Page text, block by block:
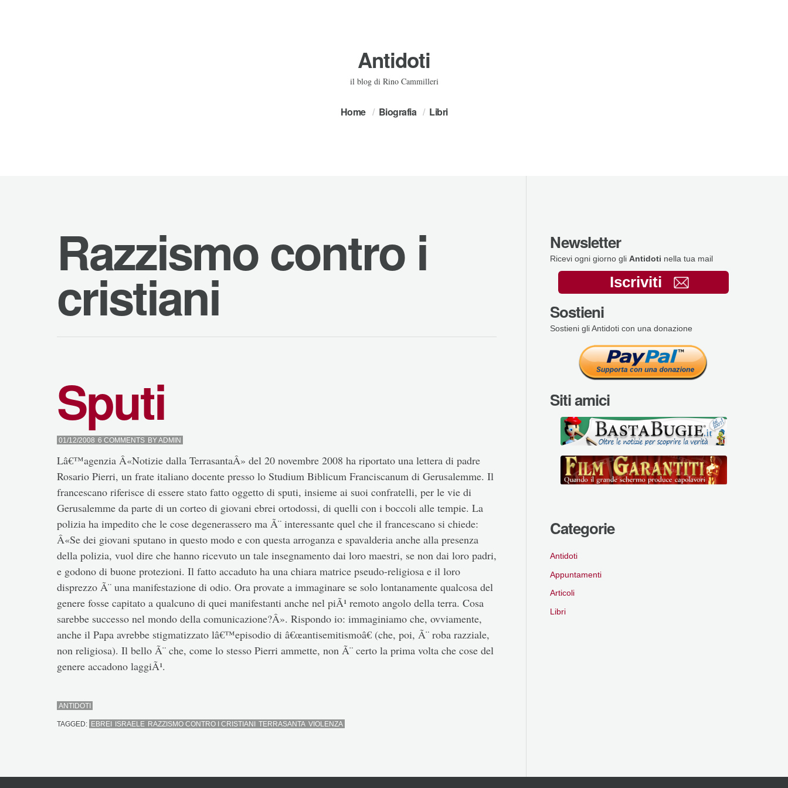
Antidoti
il blog di Rino Cammilleri
Home Biografia Libri
Razzismo contro i
cristiani
Sputi
01/12/2008 6 COMMENTS BYADMIN
Lâ€™agenzia Â«Notizie dalla TerrasantaÂ» del 20 novembre 2008 ha riportato una lettera di padre
Rosario Pierri, un frate italiano docente presso lo Studium Biblicum Franciscanum di Gerusalemme. Il
francescano riferisce di essere stato fatto oggetto di sputi, insieme ai suoi confratelli, per le vie di
Gerusalemme da parte di un corteo di giovani ebrei ortodossi, di quelli con i boccoli alle tempie. La
polizia ha impedito che le cose degenerassero ma Ã¨ interessante quel che il francescano si chiede:
Â«Se dei giovani sputano in questo modo e con questa arroganza e spavalderia anche alla presenza
della polizia, vuol dire che hanno ricevuto un tale insegnamento dai loro maestri, se non dai loro padri,
e godono di buone protezioni. Il fatto accaduto ha una chiara matrice pseudo-religiosa e il loro
disprezzo Ã¨ una manifestazione di odio. Ora provate a immaginare se solo lontanamente qualcosa del
genere fosse capitato a qualcuno di quei manifestanti anche nel piÃ¹ remoto angolo della terra. Cosa
sarebbe successo nel mondo della comunicazione?Â». Rispondo io: immaginiamo che, ovviamente,
anche il Papa avrebbe stigmatizzato lâ€™episodio di â€œantisemitismoâ€ (che, poi, Ã¨ roba razziale,
non religiosa). Il bello Ã¨ che, come lo stesso Pierri ammette, non Ã¨ certo la prima volta che cose del
genere accadono laggiÃ¹.
ANTIDOTI
TAGGED: EBREI ISRAELE RAZZISMO CONTRO I CRISTIANI TERRASANTA VIOLENZA
Newsletter
Ricevi ogni giorno gli Antidoti nella tua mail
Iscriviti
Sostieni
Sostieni gli Antidoti con una donazione
Siti amici
Categorie
Antidoti
Appuntamenti
Articoli
Libri